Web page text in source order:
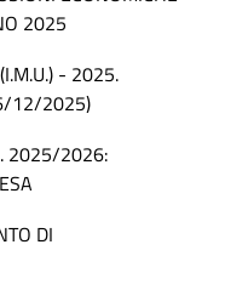
2025
- 2025.
12/2025)
2025/2026:
DI